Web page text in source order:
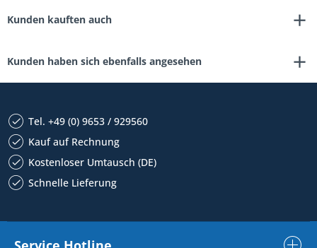
Kunden kauften auch
Kunden haben sich ebenfalls angesehen
Tel. +49 (0) 9653 / 929560
Kauf auf Rechnung
Kostenloser Umtausch (DE)
Schnelle Lieferung